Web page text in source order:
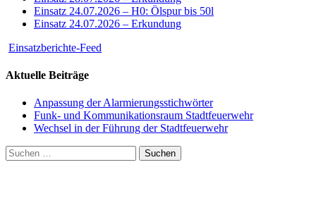
Einsatz 24.07.2026 – H0: Ölspur bis 50l
Einsatz 24.07.2026 – Erkundung
Einsatzberichte-Feed
Aktuelle Beiträge
Anpassung der Alarmierungsstichwörter
Funk- und Kommunikationsraum Stadtfeuerwehr
Wechsel in der Führung der Stadtfeuerwehr
Suchen
nach: